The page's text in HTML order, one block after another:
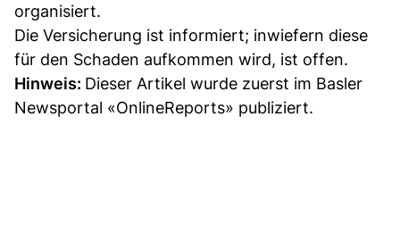
organisiert.
Die Versicherung ist informiert; inwiefern diese
für den Schaden aufkommen wird, ist offen.
Hinweis: Dieser Artikel wurde zuerst im Basler
Newsportal «OnlineReports» publiziert.